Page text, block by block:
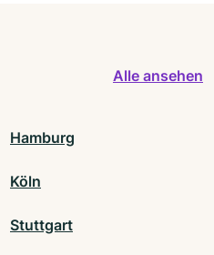
Alle ansehen
Hamburg
Köln
Stuttgart